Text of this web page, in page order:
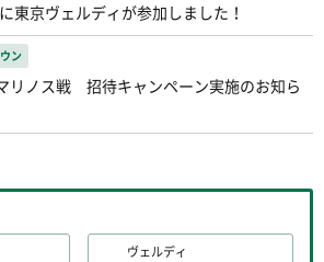
東京ヴェルディが参加しました！
ン
リノス戦 招待キャンペーン実施のお知ら
ヴェルディ